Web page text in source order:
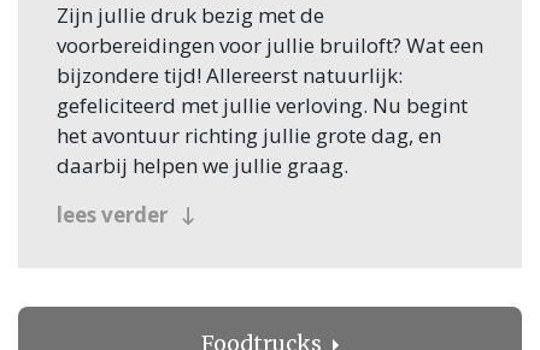
Zijn jullie druk bezig met de
voorbereidingen voor jullie bruiloft? Wat een
bijzondere tijd! Allereerst natuurlijk:
gefeliciteerd met jullie verloving. Nu begint
het avontuur richting jullie grote dag, en
daarbij helpen we jullie graag.
Een van de eerste stappen in de planning is
lees verder
Foodtrucks